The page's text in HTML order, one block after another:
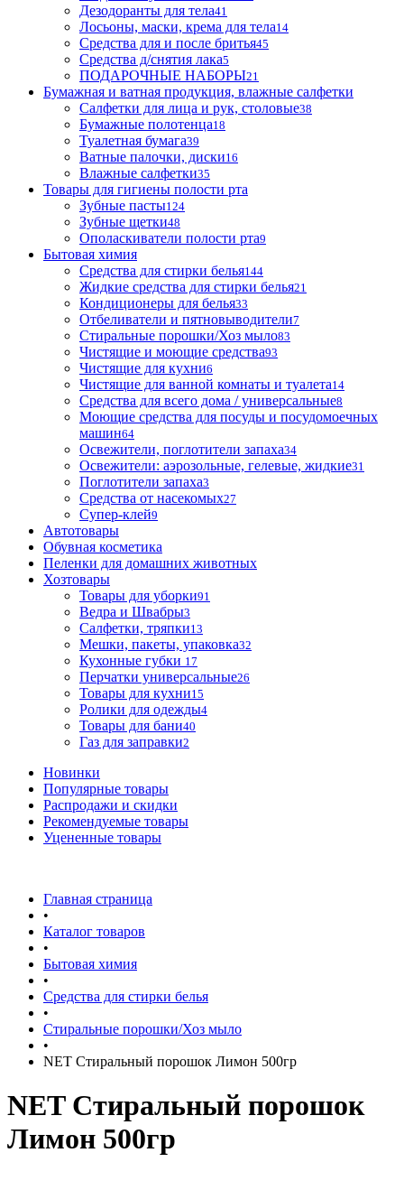
Дезодоранты для тела41
Лосьоны, маски, крема для тела14
Средства для и после бритья45
Средства д/снятия лака5
ПОДАРОЧНЫЕ НАБОРЫ21
Бумажная и ватная продукция, влажные салфетки
Салфетки для лица и рук, столовые38
Бумажные полотенца18
Туалетная бумага39
Ватные палочки, диски16
Влажные салфетки35
Товары для гигиены полости рта
Зубные пасты124
Зубные щетки48
Ополаскиватели полости рта9
Бытовая химия
Средства для стирки белья144
Жидкие средства для стирки белья21
Кондиционеры для белья33
Отбеливатели и пятновыводители7
Стиральные порошки/Хоз мыло83
Чистящие и моющие средства93
Чистящие для кухни6
Чистящие для ванной комнаты и туалета14
Средства для всего дома / универсальные8
Моющие средства для посуды и посудомоечных
машин64
Освежители, поглотители запаха34
Освежители: аэрозольные, гелевые, жидкие31
Поглотители запаха3
Средства от насекомых27
Супер-клей9
Автотовары
Обувная косметика
Пеленки для домашних животных
Хозтовары
Товары для уборки91
Ведра и Швабры3
Салфетки, тряпки13
Мешки, пакеты, упаковка32
Кухонные губки 17
Перчатки универсальные26
Товары для кухни15
Ролики для одежды4
Товары для бани40
Газ для заправки2
Новинки
Популярные товары
Распродажи и скидки
Рекомендуемые товары
Уцененные товары
Главная страница
•
Каталог товаров
•
Бытовая химия
•
Средства для стирки белья
•
Стиральные порошки/Хоз мыло
•
NET Стиральный порошок Лимон 500гр
NET Стиральный порошок
Лимон 500гр